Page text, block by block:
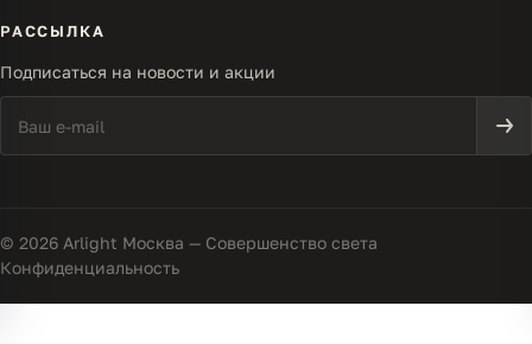
РАССЫЛКА
Подписаться на новости и акции
© 2026 Arlight Москва — Совершенство света
Конфиденциальность